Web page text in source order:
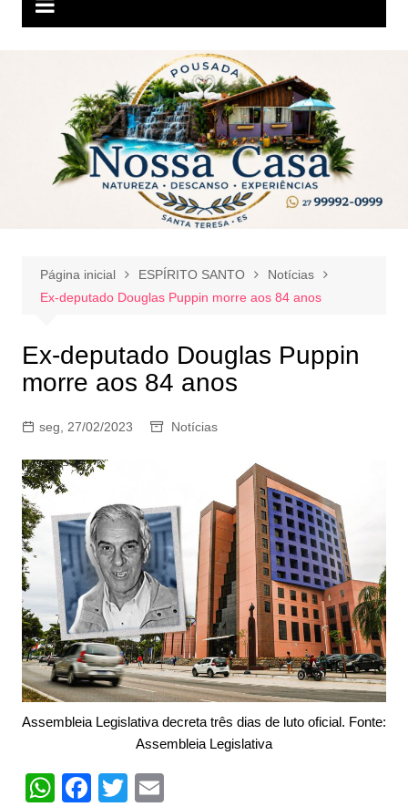
Página inicial ESPÍRITO SANTO
Notícias
Ex-deputado Douglas Puppin morre aos 84 anos
Ex-deputado Douglas Puppin
morre aos 84 anos
seg, 27/02/2023 Notícias
Assembleia Legislativa decreta três dias de luto oficial. Fonte:
Assembleia Legislativa
W F T E